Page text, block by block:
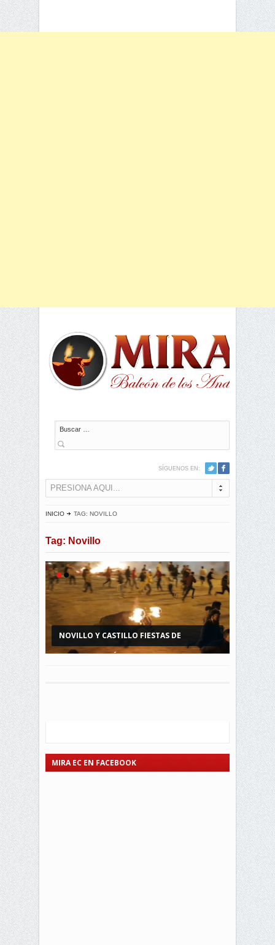
Buscar
SÍGUENOS EN:
PRESIONA AQUI...
INICIO TAG: NOVILLO
Tag: Novillo
NOVILLO Y CASTILLO FIESTAS DE
CANTONIZACIÓN DE...
NOVILLO DE BOMBAS, CASTILLO Y JUEGOS
PIROTECNICOS
MIRA EC EN FACEBOOK